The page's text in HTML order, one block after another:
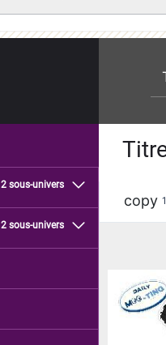
2 sous-univers
2 sous-univers
copy